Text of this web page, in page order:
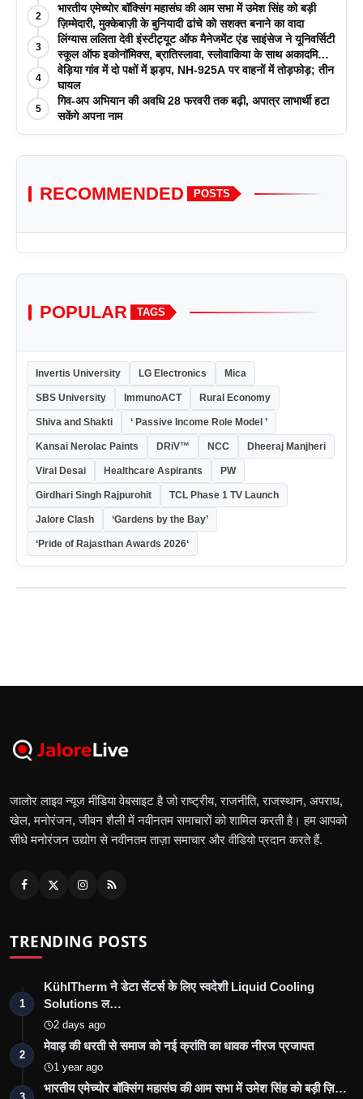
2
भारतीय एमेच्योर बॉक्सिंग महासंघ की आम सभा में उमेश सिंह को बड़ी
ज़िम्मेदारी, मुक्केबाज़ी के बुनियादी ढांचे को सशक्त बनाने का वादा
3
लिंग्यास ललिता देवी इंस्टीट्यूट ऑफ मैनेजमेंट एंड साइंसेज ने यूनिवर्सिटी
स्कूल ऑफ इकोनॉमिक्स, ब्रातिस्लावा, स्लोवाकिया के साथ अकादमिक
पत्रिकाओं में प्रकाशन रणनीतियों पर एक दिवसीय कार्यशाला का
आयोजन किया
4
वेड़िया गांव में दो पक्षों में झड़प, NH-925A पर वाहनों में तोड़फोड़; तीन
घायल
5
गिव-अप अभियान की अवधि 28 फरवरी तक बढ़ी, अपात्र लाभार्थी हटा
सकेंगे अपना नाम
RECOMMENDED POSTS
POPULAR TAGS
Invertis University LG Electronics Mica
SBS University ImmunoACT Rural Economy
Shiva and Shakti ‘ Passive Income Role Model ’
Kansai Nerolac Paints DRiV™ NCC Dheeraj Manjheri
Viral Desai Healthcare Aspirants PW
Girdhari Singh Rajpurohit TCL Phase 1 TV Launch
Jalore Clash ‘Gardens by the Bay’
‘Pride of Rajasthan Awards 2026‘
जालोर लाइव न्यूज मीडिया वेबसाइट है जो राष्ट्रीय, राजनीति, राजस्थान, अपराध,
खेल, मनोरंजन, जीवन शैली में नवीनतम समाचारों को शामिल करती है। हम आपको
सीधे मनोरंजन उद्योग से नवीनतम ताज़ा समाचार और वीडियो प्रदान करते हैं.
TRENDING POSTS
1
KühlTherm ने डेटा सेंटर्स के लिए स्वदेशी Liquid Cooling
Solutions ल…
2 days ago
2
मेवाड़ की धरती से समाज को नई क्रांति का धावक नीरज प्रजापत
1 year ago
भारतीय एमेच्योर बॉक्सिंग महासंघ की आम सभा में उमेश सिंह को बड़ी ज़ि…